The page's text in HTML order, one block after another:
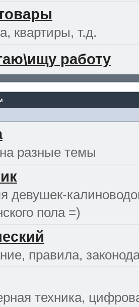
квартиры, т.д.
работу
разные темы
девушек-
пола =)
правила,
техника,